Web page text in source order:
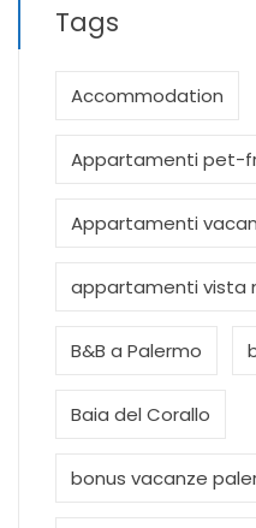
Tags
Accommodation
Appartamenti pet-
Appartamenti
appartamenti vista
B&B a Palermo
Baia del Corallo
bonus vacanze